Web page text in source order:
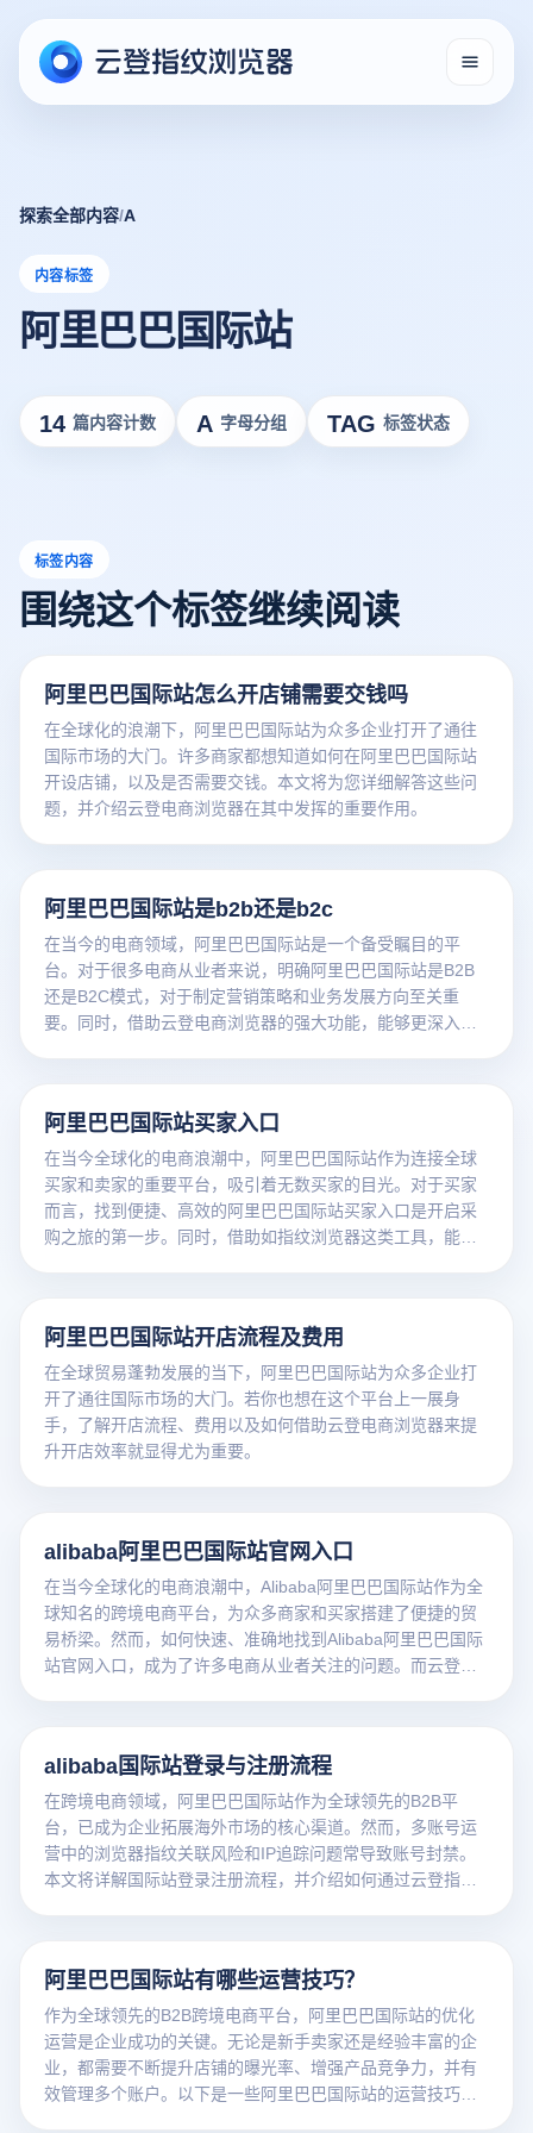
探索全部内容/A
内容标签
阿里巴巴国际站
14 篇内容计数 A 字母分组 TAG 标签状态
标签内容
围绕这个标签继续阅读
阿里巴巴国际站怎么开店铺需要交钱吗
在全球化的浪潮下，阿里巴巴国际站为众多企业打开了通往
国际市场的大门。许多商家都想知道如何在阿里巴巴国际站
开设店铺，以及是否需要交钱。本文将为您详细解答这些问
题，并介绍云登电商浏览器在其中发挥的重要作用。
阿里巴巴国际站是b2b还是b2c
在当今的电商领域，阿里巴巴国际站是一个备受瞩目的平
台。对于很多电商从业者来说，明确阿里巴巴国际站是B2B
还是B2C模式，对于制定营销策略和业务发展方向至关重
要。同时，借助云登电商浏览器的强大功能，能够更深入地
阿里巴巴国际站买家入口
在当今全球化的电商浪潮中，阿里巴巴国际站作为连接全球
买家和卖家的重要平台，吸引着无数买家的目光。对于买家
而言，找到便捷、高效的阿里巴巴国际站买家入口是开启采
购之旅的第一步。同时，借助如指纹浏览器这类工具，能进
阿里巴巴国际站开店流程及费用
在全球贸易蓬勃发展的当下，阿里巴巴国际站为众多企业打
开了通往国际市场的大门。若你也想在这个平台上一展身
手，了解开店流程、费用以及如何借助云登电商浏览器来提
升开店效率就显得尤为重要。
alibaba阿里巴巴国际站官网入口
在当今全球化的电商浪潮中，Alibaba阿里巴巴国际站作为全
球知名的跨境电商平台，为众多商家和买家搭建了便捷的贸
易桥梁。然而，如何快速、准确地找到Alibaba阿里巴巴国际
站官网入口，成为了许多电商从业者关注的问题。而云登电
alibaba国际站登录与注册流程
在跨境电商领域，阿里巴巴国际站作为全球领先的B2B平
台，已成为企业拓展海外市场的核心渠道。然而，多账号运
营中的浏览器指纹关联风险和IP追踪问题常导致账号封禁。
本文将详解国际站登录注册流程，并介绍如何通过云登指纹
阿里巴巴国际站有哪些运营技巧？
作为全球领先的B2B跨境电商平台，阿里巴巴国际站的优化
运营是企业成功的关键。无论是新手卖家还是经验丰富的企
业，都需要不断提升店铺的曝光率、增强产品竞争力，并有
效管理多个账户。以下是一些阿里巴巴国际站的运营技巧，